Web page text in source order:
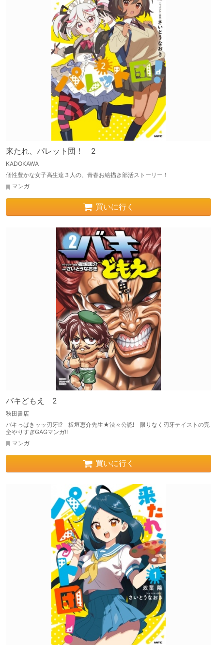
来たれ、パレット団！ 2
KADOKAWA
個性豊かな女子高生達３人の、青春お絵描き部活ストーリー！
マンガ
買いに行く
バキどもえ 2
秋田書店
バキっばきッッ刃牙!? 板垣恵介先生★渋々公認! 限りなく刃牙テイストの完
全やりすぎGAGマンガ!!
マンガ
買いに行く